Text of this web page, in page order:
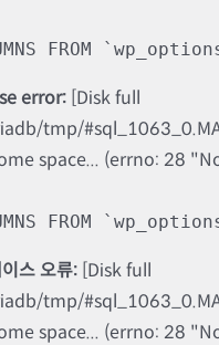
FROM
error: [Disk full
tmp/
space... (errno: 28
FROM
스 오류: [Disk full
tmp/
space... (errno: 28